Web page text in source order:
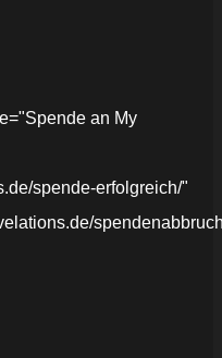
an My
spende-erfolgreich/"